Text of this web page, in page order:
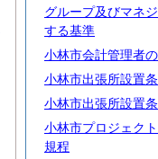
グループ及びマネ
する基準
小林市会計管理者
小林市出張所設置
小林市出張所設置
小林市プロジェク
規程